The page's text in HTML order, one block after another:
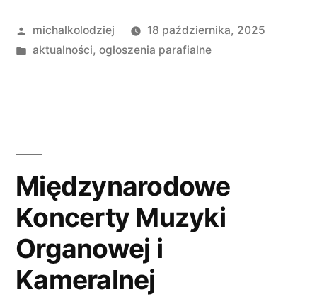
Niedziela
w
A.
D.
2025”
Opublikowane
przez
michalkolodziej
18 października, 2025
Opublikowano
aktualności, ogłoszenia parafialne
Międzynarodowe
Koncerty Muzyki
Organowej i
Kameralnej